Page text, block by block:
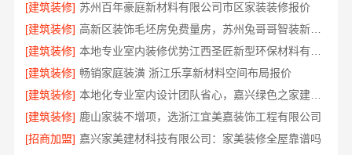
[建筑装修] 苏州百年豪庭新材料有限公司市区家装装修报价
[建筑装修]
高新区装饰毛坯房免费量房，苏州兔哥哥智装新材料有限公司贴心前期服务
[建筑装修]
[建筑装修] 畅销家庭装潢 浙江乐享新材料空间布局报价
[建筑装修]
本地化专业室内设计团队省心，嘉兴绿色之家建材科技有限公司
[建筑装修] 鹿山家装不增项，选浙江宜美嘉装饰工程有限公司
[招商加盟] 嘉兴家美建材科技有限公司：家美装修全屋靠谱吗